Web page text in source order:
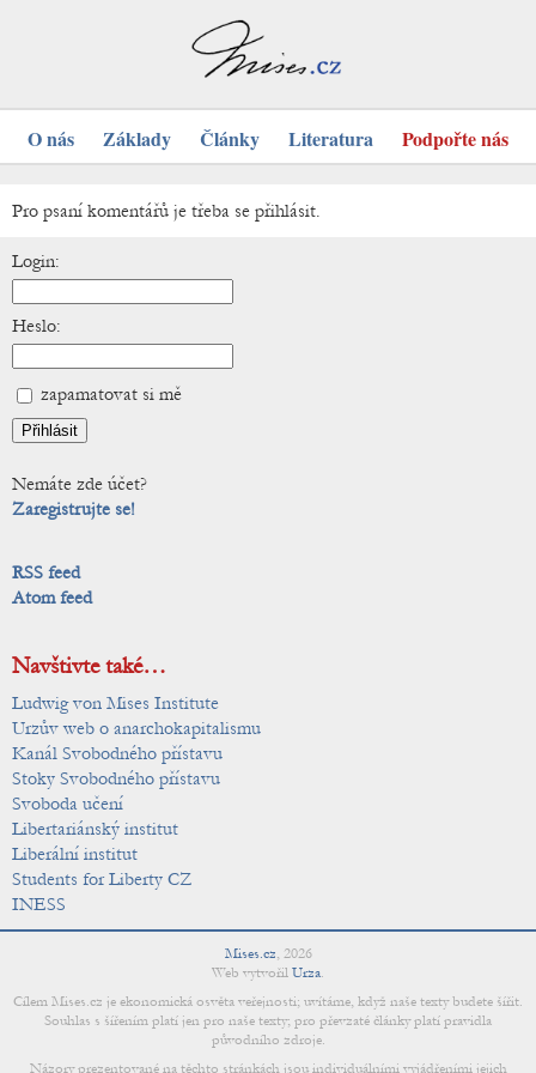
O nás Základy Články Literatura Podpořte nás
Pro psaní komentářů je třeba se přihlásit.
Login:
Heslo:
zapamatovat si mě
Nemáte zde účet?
Zaregistrujte se!
RSS feed
Atom feed
Navštivte také…
Ludwig von Mises Institute
Urzův web o anarchokapitalismu
Kanál Svobodného přístavu
Stoky Svobodného přístavu
Svoboda učení
Libertariánský institut
Liberální institut
Students for Liberty CZ
INESS
Mises.cz, 2026
Web vytvořil Urza.
Cílem Mises.cz je ekonomická osvěta veřejnosti; uvítáme, když naše texty budete šířit.
Souhlas s šířením platí jen pro naše texty; pro převzaté články platí pravidla
původního zdroje.
Názory prezentované na těchto stránkách jsou individuálními vyjádřeními jejich